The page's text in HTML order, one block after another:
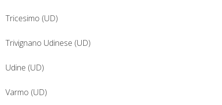
Tricesimo (UD)
Trivignano Udinese (UD)
Udine (UD)
Varmo (UD)